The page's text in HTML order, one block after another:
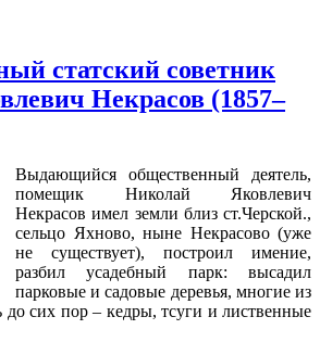
статский советник
Некрасов (1857–
Выдающийся общественный деятель,
помещик Николай Яковлевич
Некрасов имел земли близ ст.Черской.,
сельцо Яхново, ныне Некрасово (уже
не существует), построил имение,
разбил усадебный парк: высадил
парковые и садовые деревья, многие из
до сих пор – кедры, тсуги и лиственные